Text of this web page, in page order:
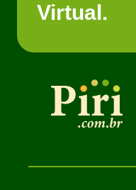
Virtual.